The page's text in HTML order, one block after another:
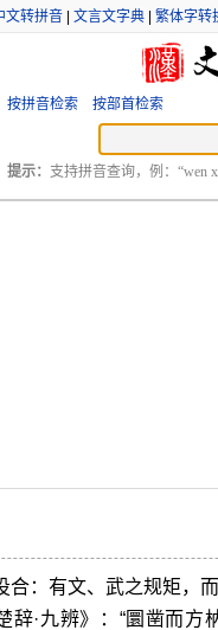
文转拼音 文言文字典 繁体字转
按拼音检索 按部首检索
提示： 支持拼音查询，例：“wen
：有文、武之规矩，
辞·九辨》：“圜凿而